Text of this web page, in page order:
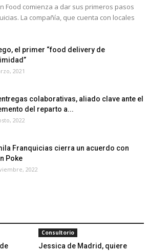
Food comienza a dar sus primeros pasos
La compañía, que cuenta con locales
el primer “food delivery de
2021
colaborativas, aliado clave ante el
del reparto a...
2022
Franquicias cierra un acuerdo con
Poke
2022
Consultorio
Jessica de Madrid, quiere